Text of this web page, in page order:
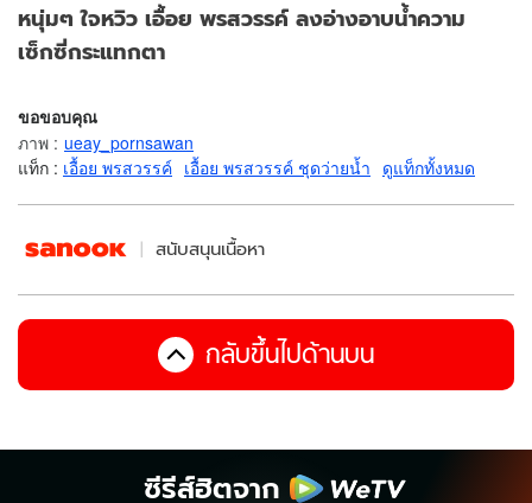
หนุ่มๆ ใจหวิว เอื้อย พรสวรรค์ ลงอ่างอาบน้ำความ
เซ็กซี่กระแทกตา
ขอขอบคุณ
ภาพ : ueay_pornsawan
แท็ก : เอื้อย พรสวรรค์ เอื้อย พรสวรรค์ ชุดว่ายน้ำ ดูแท็กทั้งหมด
สนับสนุนเนื้อหา
กลับขึ้นไปด้านบน
ซีรีส์ฮิตจาก